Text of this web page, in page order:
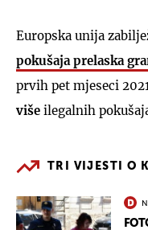
Europska unija
pokušaja prelaska
prvih pet mjeseci
više ilegalnih
TRI VIJESTI O